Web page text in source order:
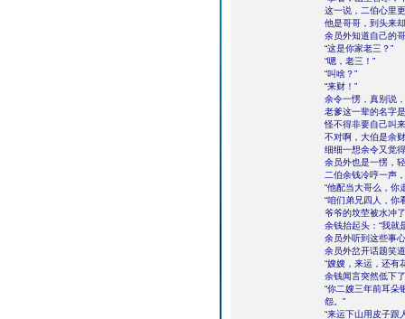
这一说，二伯心里
他是哥哥，到头来
余员外知道自己的
“这是你家老三？”
“嗯，老三！”
“叫啥？”
“来财！”
余令一愣，真别说
老爹这一辈的名字
怪不得非要自己叫
不对啊，大伯是余
细细一想余令又觉
余员外也是一愣，
二伯余钱冷哼一声
“他配当大哥么，你
“咱们弟兄四人，你
爷爷的坟茔被水冲
余钱抬起头：“我就
余员外听到这些事
余员外岔开话题笑
“嫂嫂，来运，还有
余钱闻言突然低下
“你二嫂三年前耳朵
怨。”
“来运下山用皮子跟